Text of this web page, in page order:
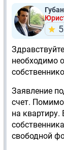
необходимо
Заявление
счет.
на
свободной